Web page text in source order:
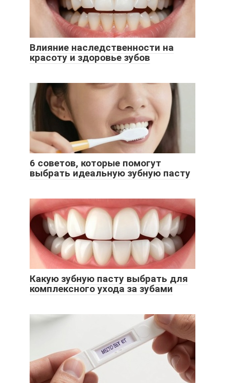
Влияние наследственности на
красоту и здоровье зубов
6 советов, которые помогут
выбрать идеальную зубную пасту
Какую зубную пасту выбрать для
комплексного ухода за зубами